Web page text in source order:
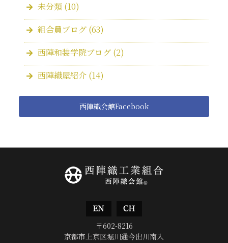
未分類 (10)
組合員ブログ (63)
西陣和装学院ブログ (2)
西陣織屋紹介 (14)
西陣織会館Facebook
〒602-8216
京都市上京区堀川通今出川南入